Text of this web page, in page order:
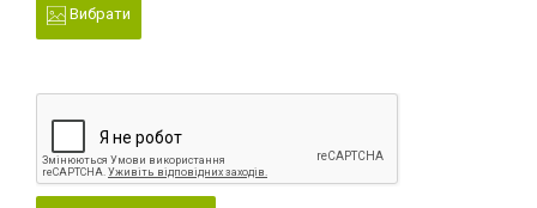
Вибрати